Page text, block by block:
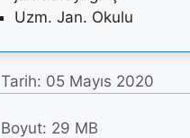
Uzm. Jan. Okulu
Tarih: 05 Mayıs 2020
Boyut: 29 MB